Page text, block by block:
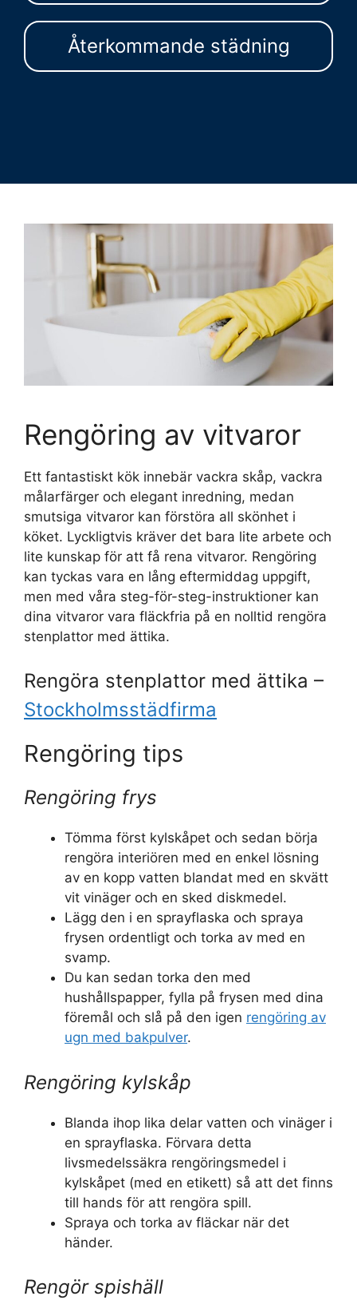
Återkommande städning
Rengöring av vitvaror
Ett fantastiskt kök innebär vackra skåp, vackra
målarfärger och elegant inredning, medan
smutsiga vitvaror kan förstöra all skönhet i
köket. Lyckligtvis kräver det bara lite arbete och
lite kunskap för att få rena vitvaror. Rengöring
kan tyckas vara en lång eftermiddag uppgift,
men med våra steg-för-steg-instruktioner kan
dina vitvaror vara fläckfria på en nolltid rengöra
stenplattor med ättika.
Rengöra stenplattor med ättika –
Stockholmsstädfirma
Rengöring tips
Rengöring frys
Tömma först kylskåpet och sedan börja
rengöra interiören med en enkel lösning
av en kopp vatten blandat med en skvätt
vit vinäger och en sked diskmedel.
Lägg den i en sprayflaska och spraya
frysen ordentligt och torka av med en
svamp.
Du kan sedan torka den med
hushållspapper, fylla på frysen med dina
föremål och slå på den igen rengöring av
ugn med bakpulver.
Rengöring kylskåp
Blanda ihop lika delar vatten och vinäger i
en sprayflaska. Förvara detta
livsmedelssäkra rengöringsmedel i
kylskåpet (med en etikett) så att det finns
till hands för att rengöra spill.
Spraya och torka av fläckar när det
händer.
Rengör spishäll